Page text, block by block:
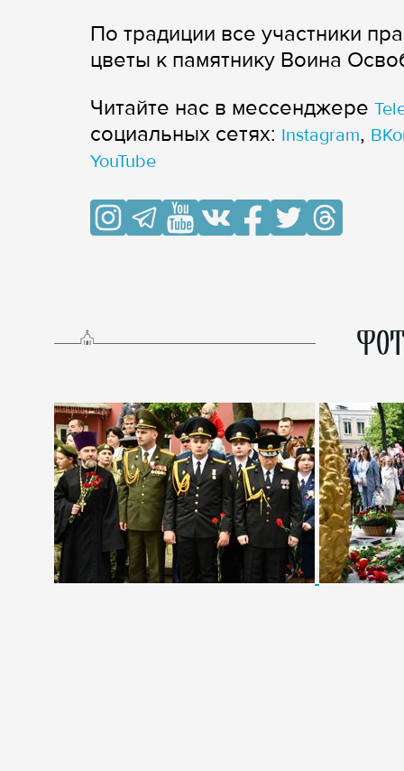
По традиции все участники
цветы к памятнику Воина
Читайте нас в мессенджере
cоциальных сетях: Instagram,
YouTube